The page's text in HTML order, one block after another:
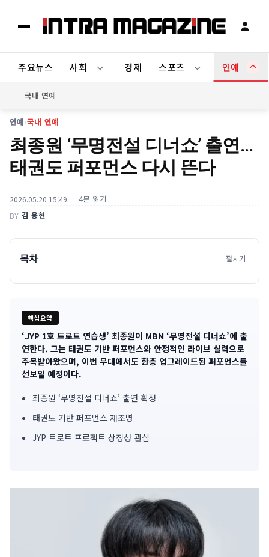
주요뉴스 사회 경제 스포츠 연예
국내 연예
연예›국내 연예
최종원 ‘무명전설 디너쇼’ 출연…
태권도 퍼포먼스 다시 뜬다
2026.05.20 15:49 4분 읽기
BY 김 용현
목차 펼치기
핵심요약
기
사
‘JYP 1호 트로트 연습생’ 최종원이 MBN ‘무명전설 디너쇼’에 출
연한다. 그는 태권도 기반 퍼포먼스와 안정적인 라이브 실력으로
주목받아왔으며, 이번 무대에서도 한층 업그레이드된 퍼포먼스를
선보일 예정이다.
최종원 ‘무명전설 디너쇼’ 출연 확정
태권도 기반 퍼포먼스 재조명
JYP 트로트 프로젝트 상징성 관심